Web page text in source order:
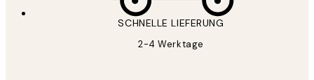
SCHNELLE LIEFERUNG
2-4 Werktage